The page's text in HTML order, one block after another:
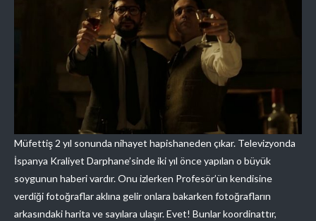
Müfettiş 2 yıl sonunda nihayet hapishaneden çıkar. Televizyonda
İspanya Kraliyet Darphane’sinde iki yıl önce yapılan o büyük
soygunun haberi vardır. Onu izlerken Profesör’ün kendisine
verdiği fotoğraflar aklına gelir onlara bakarken fotoğrafların
arkasındaki harita ve sayılara ulaşır. Evet! Bunlar koordinattır,